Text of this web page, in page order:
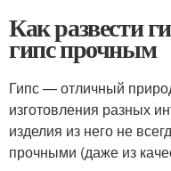
Как развести
гипс прочным
Гипс — отличный
изготовления разных
изделия из него не
прочными (даже из